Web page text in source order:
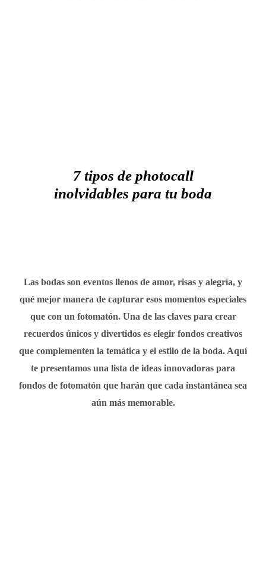
7 tipos de photocall
inolvidables para tu boda
Las bodas son eventos llenos de amor, risas y alegría, y
qué mejor manera de capturar esos momentos especiales
que con un fotomatón. Una de las claves para crear
recuerdos únicos y divertidos es elegir fondos creativos
que complementen la temática y el estilo de la boda. Aquí
te presentamos una lista de ideas innovadoras para
fondos de fotomatón que harán que cada instantánea sea
aún más memorable.